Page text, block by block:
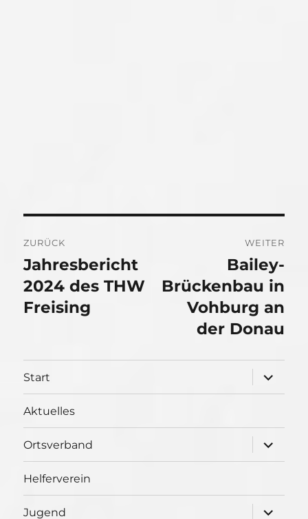
ZURÜCK
Vorheriger
Beitrag:
Jahresbericht
2024 des THW
Freising
WEITER
Beitrag:
Bailey-
Brückenbau in
Vohburg an
der Donau
Start
öffnen
Aktuelles
Ortsverband
öffnen
Helferverein
Jugend